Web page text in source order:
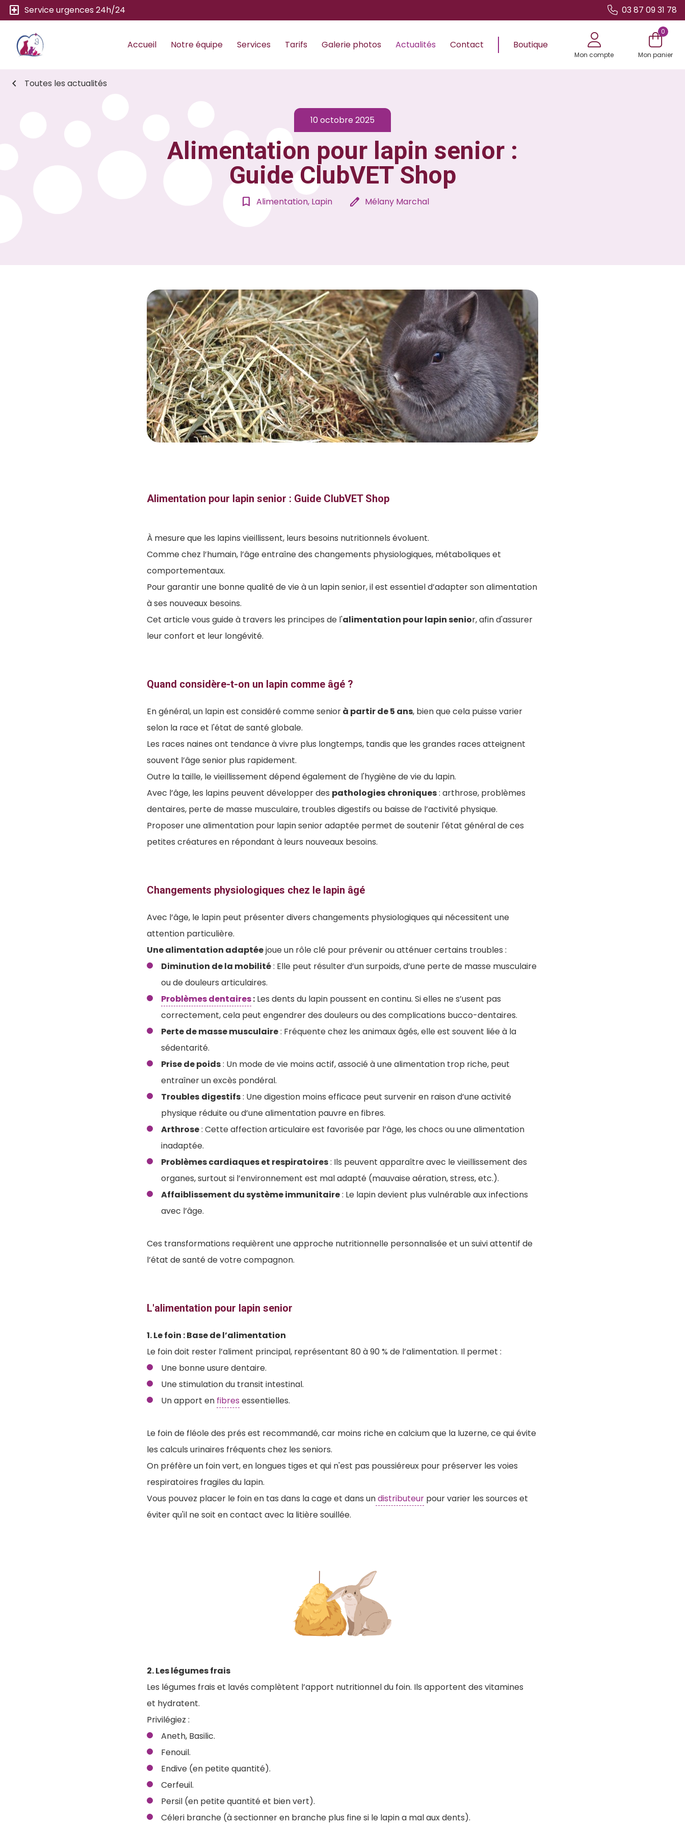
local_hospital Service urgences 24h/24 03 87 09 31 78
Accueil Notre équipe Services Tarifs Galerie photos Actualités Contact Boutique
Mon compte
0
Mon panier
chevron_left Toutes les actualités
10 octobre 2025
Alimentation pour lapin senior :
Guide ClubVET Shop
bookmark_border Alimentation, Lapin edit Mélany Marchal
Alimentation pour lapin senior : Guide ClubVET Shop
À mesure que les lapins vieillissent, leurs besoins nutritionnels évoluent.
Comme chez l’humain, l’âge entraîne des changements physiologiques, métaboliques et
comportementaux.
Pour garantir une bonne qualité de vie à un lapin senior, il est essentiel d’adapter son alimentation
à ses nouveaux besoins.
Cet article vous guide à travers les principes de l'alimentation pour lapin senior, afin d'assurer
leur confort et leur longévité.
Quand considère-t-on un lapin comme âgé ?
En général, un lapin est considéré comme seniorà partir de 5 ans, bien que cela puisse varier
selon la race et l'état de santé globale.
Les races naines ont tendance à vivre plus longtemps, tandis que les grandes races atteignent
souvent l’âge senior plus rapidement.
Outre la taille, le vieillissement dépend également de l'hygiène de vie du lapin.
Avec l’âge, les lapins peuvent développer des pathologies chroniques: arthrose, problèmes
dentaires, perte de masse musculaire, troubles digestifs ou baisse de l’activité physique.
Proposer une alimentation pour lapin senior adaptée permet de soutenir l'état général de ces
petites créatures en répondant à leurs nouveaux besoins.
Changements physiologiques chez le lapin âgé
Avec l’âge, le lapin peut présenter divers changements physiologiques qui nécessitent une
attention particulière.
Une alimentation adaptéejoue un rôle clé pour prévenir ou atténuer certains troubles :
Diminution de la mobilité: Elle peut résulter d’un surpoids, d’une perte de masse musculaire
ou de douleurs articulaires.
Problèmes dentaires: Les dents du lapin poussent en continu. Si elles ne s’usent pas
correctement, cela peut engendrer des douleurs ou des complications bucco-dentaires.
Perte de masse musculaire: Fréquente chez les animaux âgés, elle est souvent liée à la
sédentarité.
Prise de poids: Un mode de vie moins actif, associé à une alimentation trop riche, peut
entraîner un excès pondéral.
Troubles digestifs: Une digestion moins efficace peut survenir en raison d’une activité
physique réduite ou d’une alimentation pauvre en fibres.
Arthrose: Cette affection articulaire est favorisée par l’âge, les chocs ou une alimentation
inadaptée.
Problèmes cardiaques et respiratoires: Ils peuvent apparaître avec le vieillissement des
organes, surtout si l’environnement est mal adapté (mauvaise aération, stress, etc.).
Affaiblissement du système immunitaire: Le lapin devient plus vulnérable aux infections
avec l’âge.
Ces transformations requièrent une approche nutritionnelle personnalisée et un suivi attentif de
l’état de santé de votre compagnon.
L'alimentation pour lapin senior
1. Le foin : Base de l’alimentation
Le foin doit rester l’aliment principal, représentant 80 à 90 % de l’alimentation. Il permet :
Une bonne usure dentaire.
Une stimulation du transit intestinal.
Un apport en fibres essentielles.
Le foin de fléole des prés est recommandé, car moins riche en calcium que la luzerne, ce qui évite
les calculs urinaires fréquents chez les seniors.
On préfère un foin vert, en longues tiges et qui n'est pas poussiéreux pour préserver les voies
respiratoires fragiles du lapin.
Vous pouvez placer le foin en tas dans la cage et dans undistributeur pour varier les sources et
éviter qu'il ne soit en contact avec la litière souillée.
2. Les légumes frais
Les légumes frais et lavés complètent l’apport nutritionnel du foin. Ils apportent des vitamines
et hydratent.
Privilégiez :
Aneth, Basilic.
Fenouil.
Endive (en petite quantité).
Cerfeuil.
Persil (en petite quantité et bien vert).
Céleri branche (à sectionner en branche plus fine si le lapin a mal aux dents).